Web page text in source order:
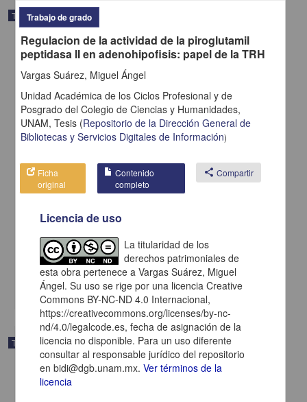
Trabajo de grado
Tierra y sociedad en Mexico durante el siglo XIX el caso de
Gomez Serrano, José de Jesus
Artes y Humanidades
Trabajo de grado
Trabajo de grado
Regulacion de la actividad de la piroglutamil
peptidasa II en adenohipofisis: papel de la TRH
Vargas Suárez, Miguel Ángel
Unidad Académica de los Ciclos Profesional y de
Posgrado del Colegio de Ciencias y Humanidades,
UNAM, Tesis (Repositorio de la Dirección General de
Bibliotecas y Servicios Digitales de Información)
Ficha
original
Contenido
completo
share Compartir
Licencia de uso
La titularidad de los
derechos patrimoniales de
esta obra pertenece a Vargas Suárez, Miguel
Ángel. Su uso se rige por una licencia Creative
Commons BY-NC-ND 4.0 Internacional,
https://creativecommons.org/licenses/by-nc-
nd/4.0/legalcode.es, fecha de asignación de la
licencia no disponible. Para un uso diferente
consultar al responsable jurídico del repositorio
en bidi@dgb.unam.mx.Ver términos de la
licencia